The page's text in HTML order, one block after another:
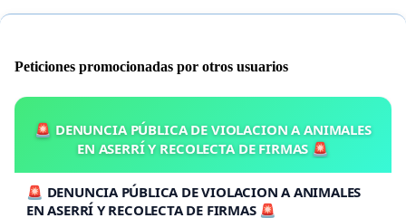
Peticiones promocionadas por otros usuarios
🚨 DENUNCIA PÚBLICA DE VIOLACION A ANIMALES
EN ASERRÍ Y RECOLECTA DE FIRMAS 🚨
🚨 DENUNCIA PÚBLICA DE VIOLACION A ANIMALES
EN ASERRÍ Y RECOLECTA DE FIRMAS 🚨